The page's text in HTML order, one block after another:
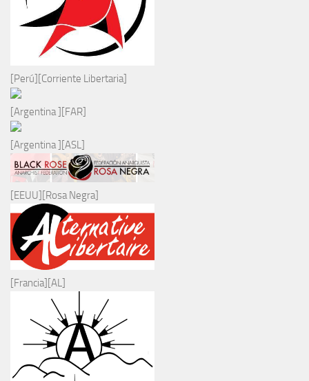
[Perú][Corriente Libertaria]
[Argentina ][FAR]
[Argentina ][ASL]
[EEUU][Rosa Negra]
[Francia][AL]